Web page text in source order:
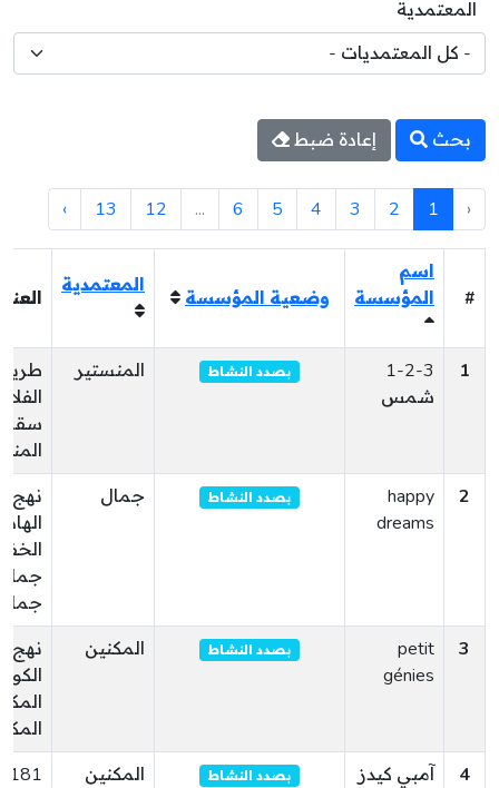
المعتمدية
بحث إعادة ضبط
‹
1
2
3
4
5
6
...
12
13
›
#
اسم
المؤسسة
وضعية المؤسسة
المعتمدية
1
1-2-3
شمس
بصدد النشاط المنستير
الفلاز
2
happy
dreams
بصدد النشاط جمال
نهج
3
petit
génies
بصدد النشاط المكنين
نهج
4
آمبي كيدز بصدد النشاط المكنين
181